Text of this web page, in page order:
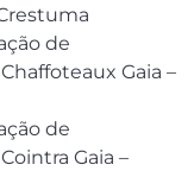
de
Gaia –
de
Gaia –